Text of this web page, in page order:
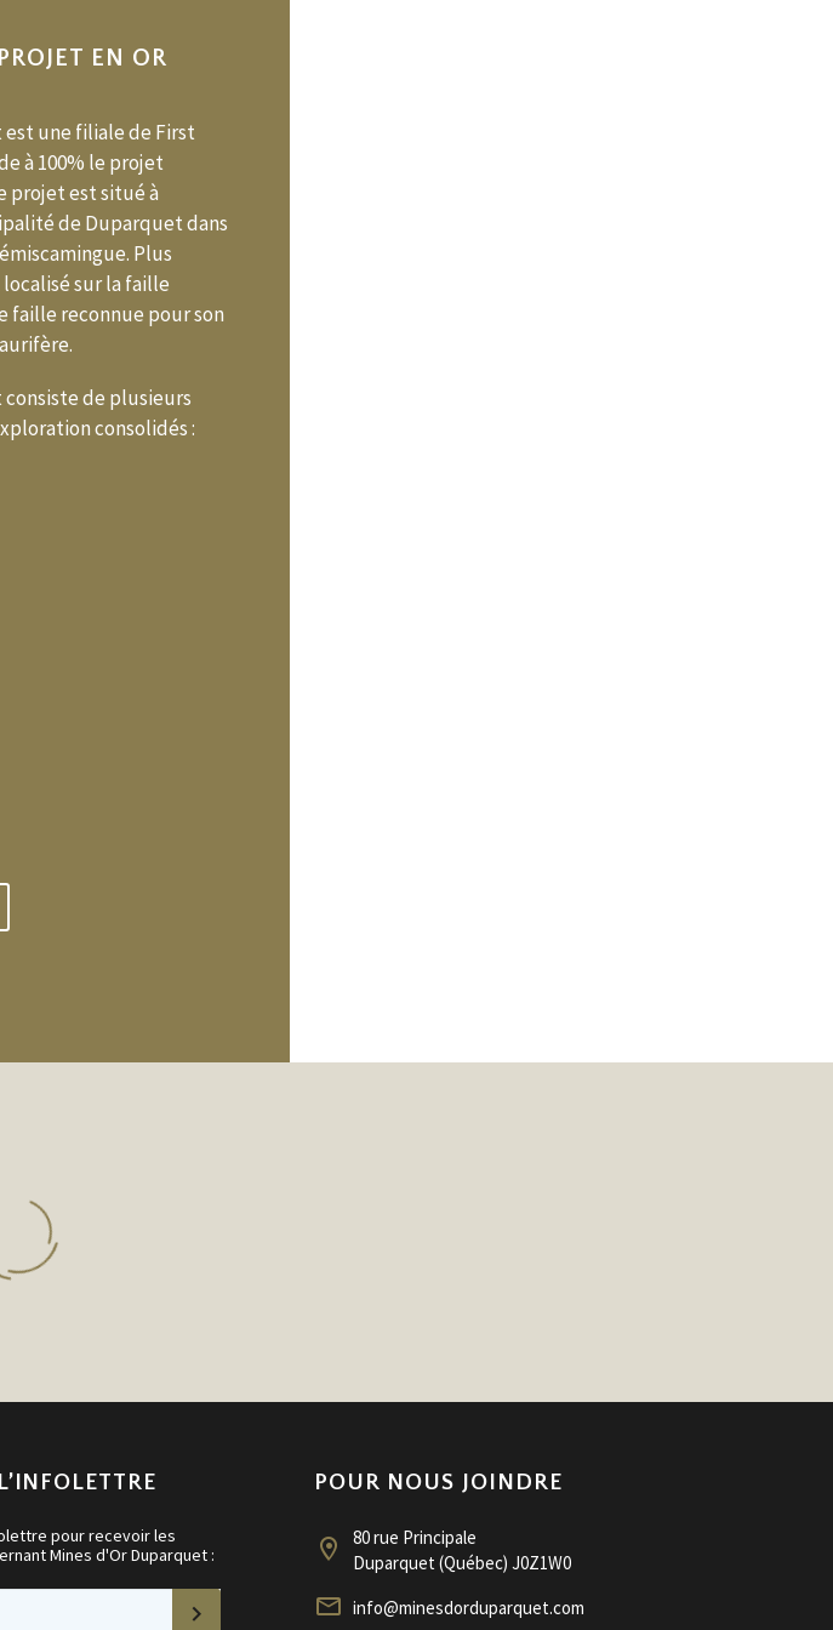
EN OR
est une filiale de First
à 100% le projet
projet est situé à
de Duparquet dans
Plus
sur la faille
faille reconnue pour son
consiste de plusieurs
consolidés :
Duparquet
général
aussi prometteur dans une région comme l’Abitibi-
pour recevoir les
Mines d'Or Duparquet :
POUR NOUS JOINDRE


80 rue Principale
Duparquet (Québec) J0Z1W0

 info@minesdorduparquet.com